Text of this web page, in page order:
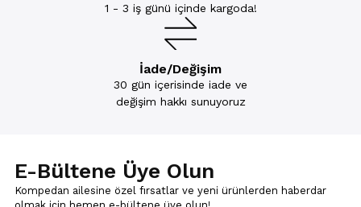
1 - 3 iş günü içinde kargoda!
İade/Değişim
30 gün içerisinde iade ve
değişim hakkı sunuyoruz
E-Bültene Üye Olun
Kompedan ailesine özel fırsatlar ve yeni ürünlerden haberdar